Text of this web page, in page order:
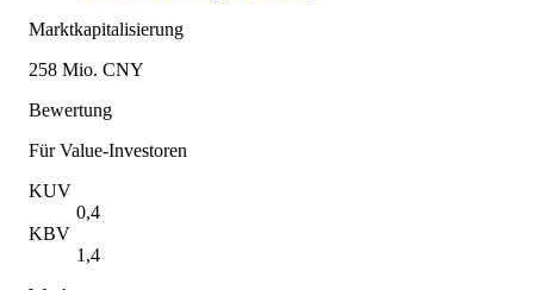
Marktkapitalisierung
258 Mio. CNY
Bewertung
Für Value-Investoren
KUV
0,4
KBV
1,4